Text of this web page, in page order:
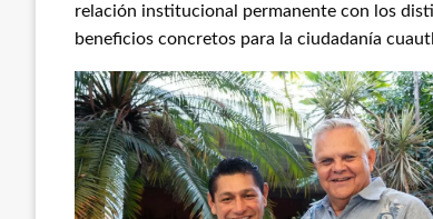
relación institucional permanente con los
beneficios concretos para la ciudadanía